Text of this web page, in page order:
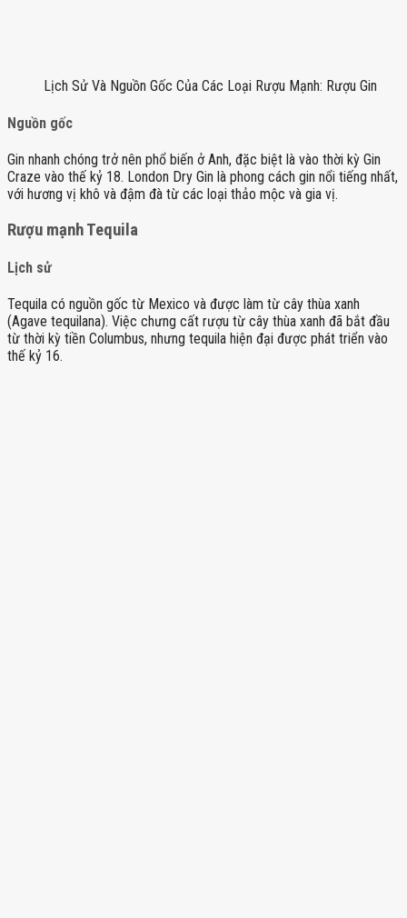
Lịch Sử Và Nguồn Gốc Của Các Loại Rượu Mạnh: Rượu Gin
Nguồn gốc
Gin nhanh chóng trở nên phổ biến ở Anh, đặc biệt là vào thời kỳ Gin
Craze vào thế kỷ 18. London Dry Gin là phong cách gin nổi tiếng nhất,
với hương vị khô và đậm đà từ các loại thảo mộc và gia vị.
Rượu mạnh Tequila
Lịch sử
Tequila có nguồn gốc từ Mexico và được làm từ cây thùa xanh
(Agave tequilana). Việc chưng cất rượu từ cây thùa xanh đã bắt đầu
từ thời kỳ tiền Columbus, nhưng tequila hiện đại được phát triển vào
thế kỷ 16.